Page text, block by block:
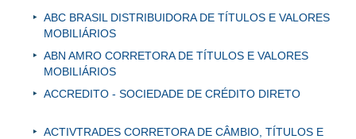
ABC BRASIL DISTRIBUIDORA DE TÍTULOS E VALORES
MOBILIÁRIOS
ABN AMRO CORRETORA DE TÍTULOS E VALORES
MOBILIÁRIOS
ACCREDITO - SOCIEDADE DE CRÉDITO DIRETO
ACTIVTRADES CORRETORA DE CÂMBIO, TÍTULOS E